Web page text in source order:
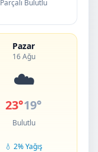
Parçalı Bulutlu
Pazar
16 Ağu
☁️
23°19°
Bulutlu
💧 2% Yağış